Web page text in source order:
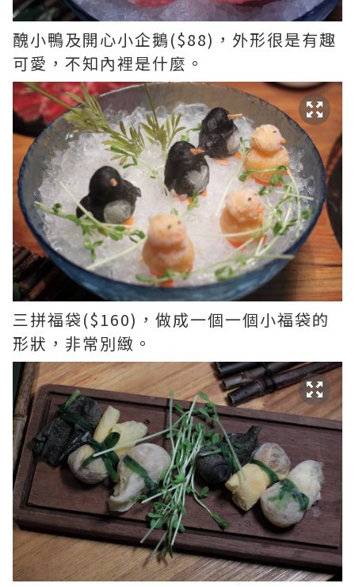
醜小鴨及開心小企鵝($88)，外形很是有趣
可愛，不知內裡是什麼。
三拼福袋($160)，做成一個一個小福袋的
形狀，非常別緻。